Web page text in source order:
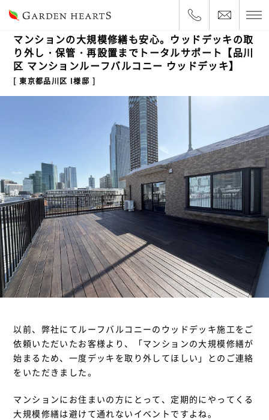
2026.6.16 ルーフバルコニー
東京都品川区 I様邸
マンションの大規模修繕も安心。ウッドデッキの取
り外し・保管・再設置までトータルサポート【品川
区 マンションルーフバルコニー ウッドデッキ】
以前、弊社にてルーフバルコニーのウッドデッキ施工をご
依頼いただいたお客様より、「マンションの大規模修繕が
始まるため、一度デッキを取り外してほしい」とのご連絡
をいただきました。
マンションにお住まいの方にとって、定期的にやってくる
大規模修繕は避けて通れないイベントですよね。